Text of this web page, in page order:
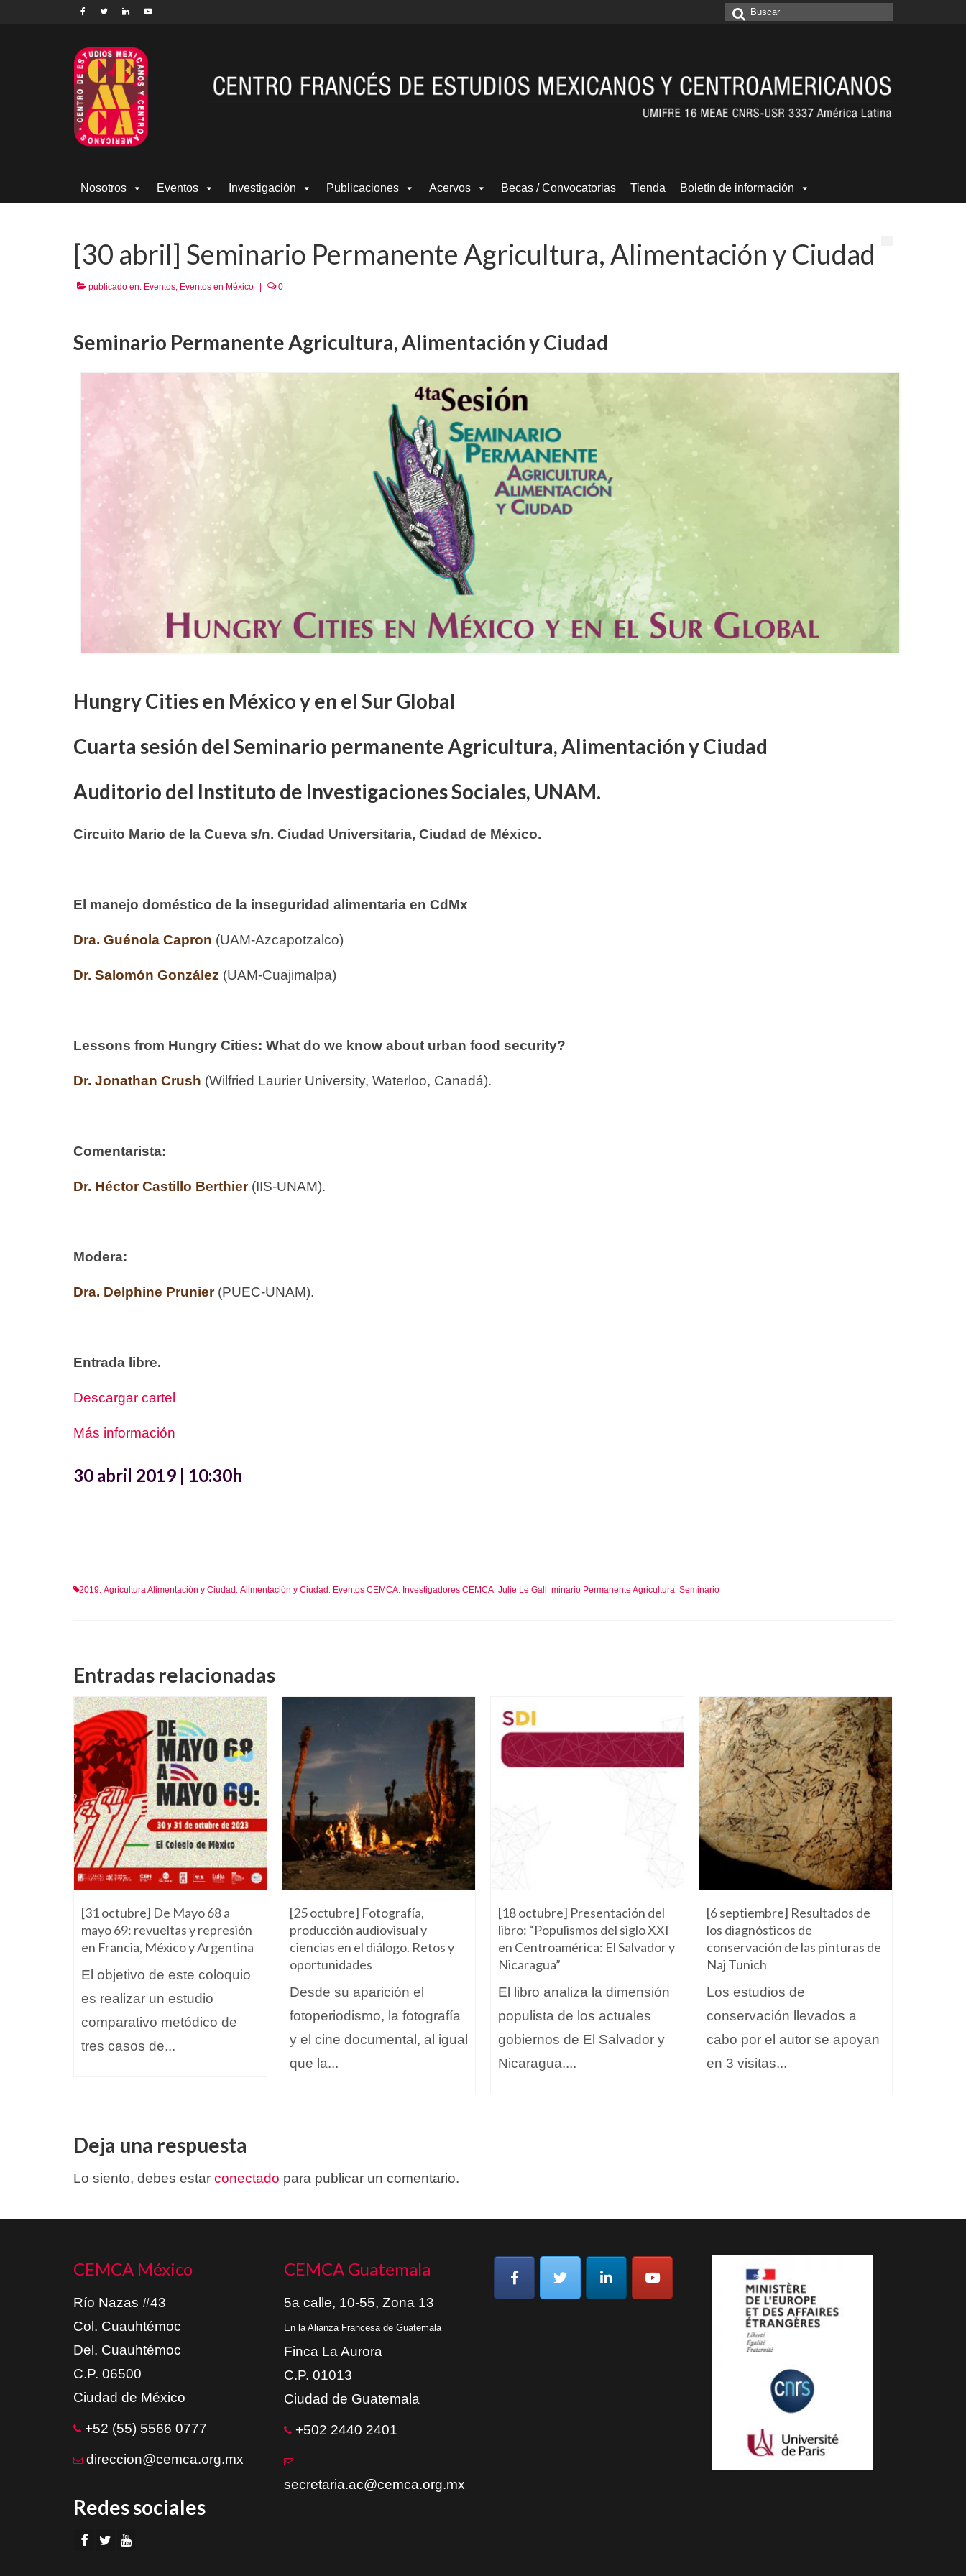
Buscar
Nosotros Eventos Investigación Publicaciones Acervos Becas / Convocatorias Tienda Boletín de información
[30 abril] Seminario Permanente Agricultura, Alimentación y Ciudad
publicado en: Eventos Eventos en México | 0
Seminario Permanente Agricultura, Alimentación y Ciudad
Hungry Cities en México y en el Sur Global
Cuarta sesión del Seminario permanente Agricultura, Alimentación y Ciudad
Auditorio del Instituto de Investigaciones Sociales, UNAM.
Circuito Mario de la Cueva s/n. Ciudad Universitaria, Ciudad de México.
El manejo doméstico de la inseguridad alimentaria en CdMx
Dra. Guénola Capron (UAM-Azcapotzalco)
Dr. Salomón González (UAM-Cuajimalpa)
Lessons from Hungry Cities: What do we know about urban food security?
Dr. Jonathan Crush (Wilfried Laurier University, Waterloo, Canadá).
Comentarista:
Dr. Héctor Castillo Berthier(IIS-UNAM).
Modera:
Dra. Delphine Prunier(PUEC-UNAM).
Entrada libre.
Descargar cartel
Más información
30 abril 2019 | 10:30h
2019, Agricultura Alimentación y Ciudad , Alimentación y Ciudad , Eventos CEMCA, Investigadores CEMCA, Julie Le Gall , minario Permanente Agricultura, Seminario
Entradas relacionadas
[31 octubre] De Mayo 68 a
mayo 69: revueltas y represión
en Francia, México y Argentina
El objetivo de este coloquio
es realizar un estudio
comparativo metódico de
tres casos de...
[25 octubre] Fotografía,
producción audiovisual y
ciencias en el diálogo. Retos y
oportunidades
Desde su aparición el
fotoperiodismo, la fotografía
y el cine documental, al igual
que la...
[18 octubre] Presentación del
libro: “Populismos del siglo XXI
en Centroamérica: El Salvador y
Nicaragua”
El libro analiza la dimensión
populista de los actuales
gobiernos de El Salvador y
Nicaragua....
[6 septiembre] Resultados de
los diagnósticos de
conservación de las pinturas de
Naj Tunich
Los estudios de
conservación llevados a
cabo por el autor se apoyan
en 3 visitas...
Deja una respuesta
Lo siento, debes estar conectado para publicar un comentario.
CEMCA México
Río Nazas #43
Col. Cuauhtémoc
Del. Cuauhtémoc
C.P. 06500
Ciudad de México
+52 (55) 5566 0777
direccion@cemca.org.mx
Redes sociales
CEMCA Guatemala
5a calle, 10-55, Zona 13
En la Alianza Francesa de Guatemala
Finca La Aurora
C.P. 01013
Ciudad de Guatemala
+502 2440 2401
secretaria.ac@cemca.org.mx